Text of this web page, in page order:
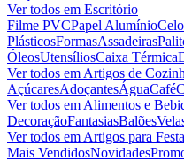
Ver todos em Escritório
Filme PVCPapel Alumínio
PlásticosFormasAssadeiras
ÓleosUtensíliosCaixa Térmica
Ver todos em Artigos de
AçúcaresAdoçantesÁguaCafé
Ver todos em Alimentos e
DecoraçãoFantasiasBalões
Ver todos em Artigos para Festa
Mais VendidosNovidades